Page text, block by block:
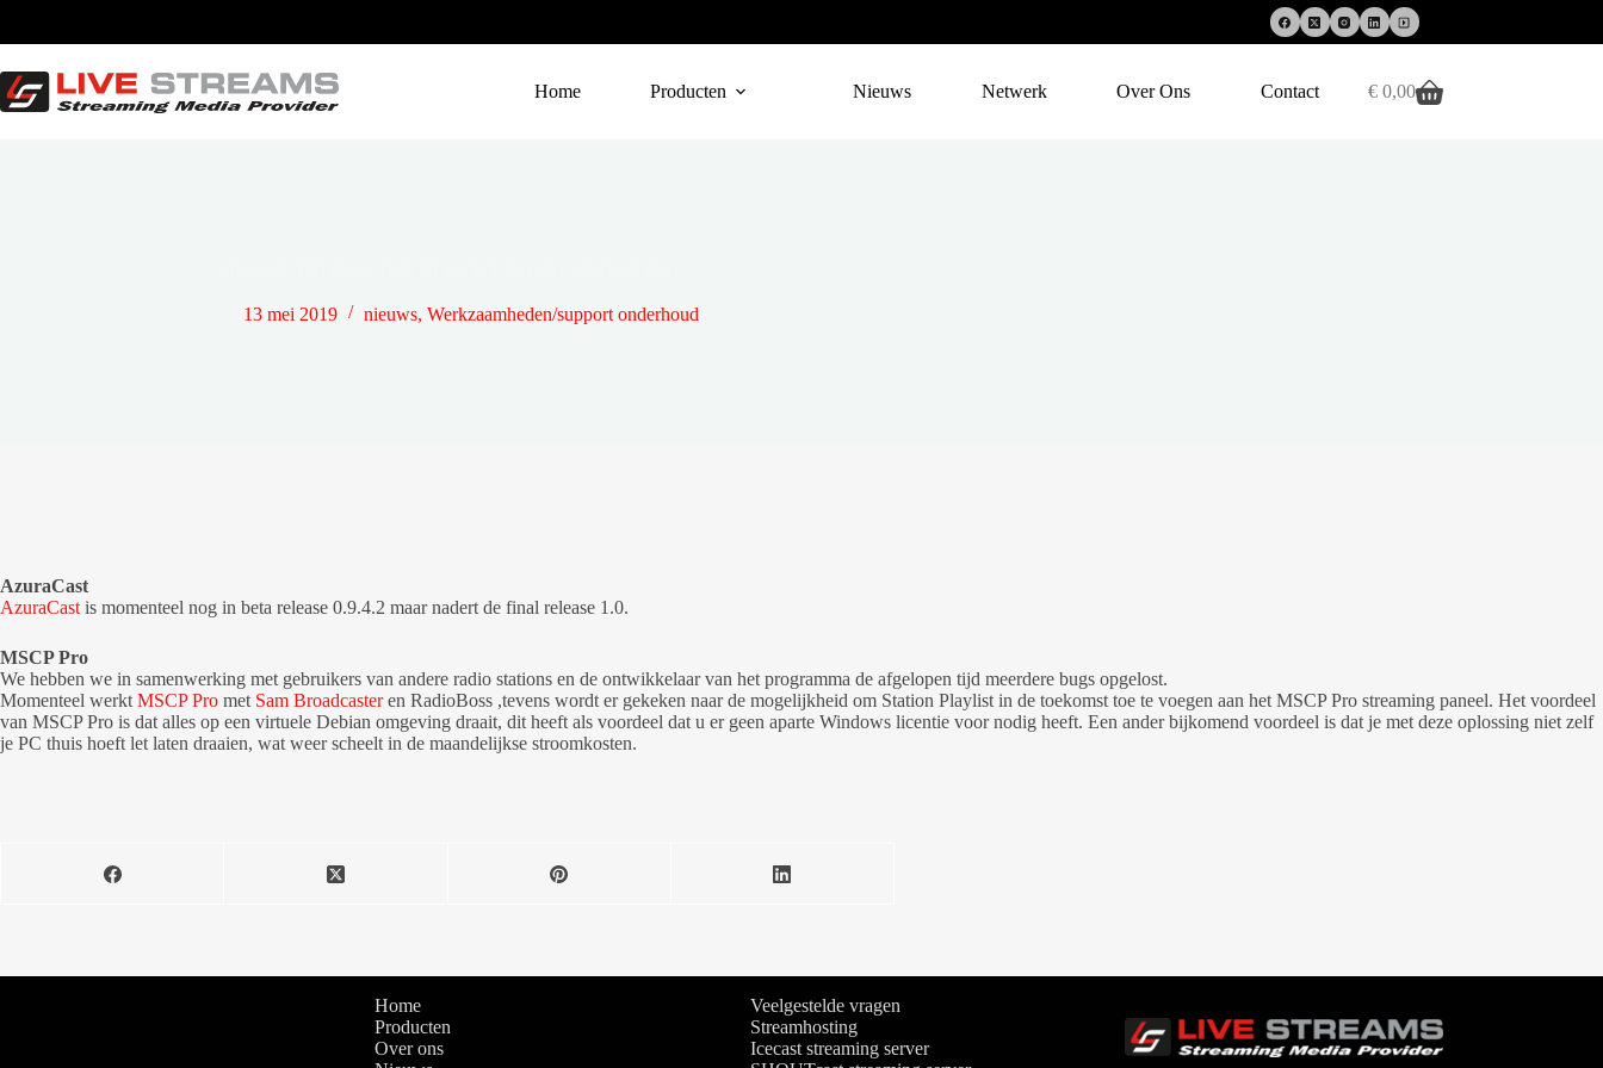
inhoud
Home
Producten Nieuws Netwerk Over Ons Contact Winkelwagen
€0,00
13 mei 2019 nieuws, Werkzaamheden/support onderhoud
AzuraCast
AzuraCast is momenteel nog in beta release 0.9.4.2 maar nadert de final release 1.0.
MSCP Pro
We hebben we in samenwerking met gebruikers van andere radio stations en de ontwikkelaar van het programma de afgelopen tijd meerdere bugs opgelost.
Momenteel werkt MSCP Pro met Sam Broadcasteren RadioBoss ,tevens wordt er gekeken naar de mogelijkheid om Station Playlist in de toekomst toe te voegen aan het MSCP Pro streaming paneel. Het voordeel
van MSCP Pro is dat alles op een virtuele Debian omgeving draait, dit heeft als voordeel dat u er geen aparte Windows licentie voor nodig heeft. Een ander bijkomend voordeel is dat je met deze oplossing niet zelf
je PC thuis hoeft let laten draaien, wat weer scheelt in de maandelijkse stroomkosten.
Home
Producten
Over ons
Veelgestelde vragen
Streamhosting
Icecast streaming server